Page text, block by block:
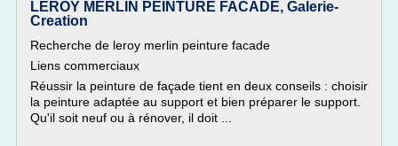
LEROY MERLIN PEINTURE FACADE, Galerie-
Creation
Recherche de leroy merlin peinture facade
Liens commerciaux
Réussir la peinture de façade tient en deux conseils : choisir
la peinture adaptée au support et bien préparer le support.
Qu'il soit neuf ou à rénover, il doit ...